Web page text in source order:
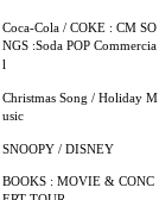
Coca-Cola / COKE : CM SO
NGS :Soda POP Commercia
l
Christmas Song / Holiday M
usic
SNOOPY / DISNEY
BOOKS : MOVIE & CONC